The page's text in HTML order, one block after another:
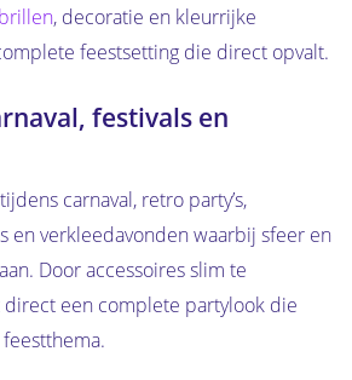
, decoratie en kleurrijke
feestsetting die direct opvalt.
festivals en
carnaval, retro party’s,
en verkleedavonden waarbij sfeer en
Door accessoires slim te
een complete partylook die